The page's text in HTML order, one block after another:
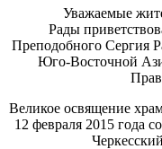
Уважаемые
Рады
Преподобного Сергия
Юго-Восточной
Великое освящение
12 февраля 2015 года